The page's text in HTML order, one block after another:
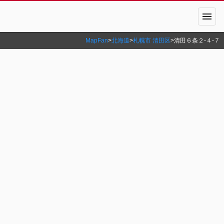
menu
MapFan>北海道>札幌市 清田区>清田６条２‐４‐７